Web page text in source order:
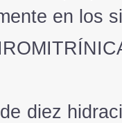
en los
diez